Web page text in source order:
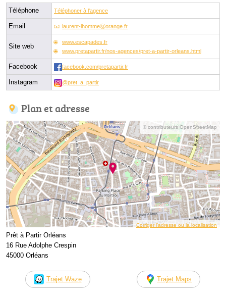
Téléphone Téléphoner à l'agence
Email laurent-lhommeⓐorange.fr
Site web
www.escapades.fr
www.pretapartir.fr/nos-agences/pret-a-partir-orleans.html
Facebook facebook.com/pretapartir.fr
Instagram @pret_a_partir
Plan et adresse
© contributeurs OpenStreetMap
Corriger l’adresse ou la localisation
Prêt à Partir Orléans
16 Rue Adolphe Crespin
45000 Orléans
Trajet Waze Trajet Maps